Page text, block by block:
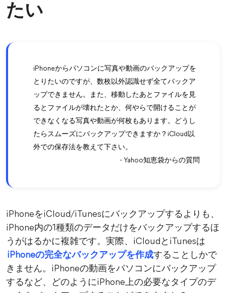
たい
iPhoneからパソコンに写真や動画のバックアップを
とりたいのですが、数枚以外認識せず全てバックア
ップできません。また、移動したあとファイルを見
るとファイルが壊れたとか、何やらで開けることが
できなくなる写真や動画が何枚もあります。どうし
たらスムーズにバックアップできますか？iCloud以
外での保存法を教えて下さい。
- Yahoo知恵袋からの質問
iPhoneをiCloud/iTunesにバックアップするよりも、
iPhone内の1種類のデータだけをバックアップするほ
うがはるかに複雑です。実際、iCloudとiTunesは
iPhoneの完全なバックアップを作成することしかで
きません。iPhoneの動画をパソコンにバックアップ
するなど、どのようにiPhone上の必要なタイプのデ